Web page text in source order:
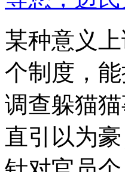
某种意义
个制度，
调查躲猫
直引以为